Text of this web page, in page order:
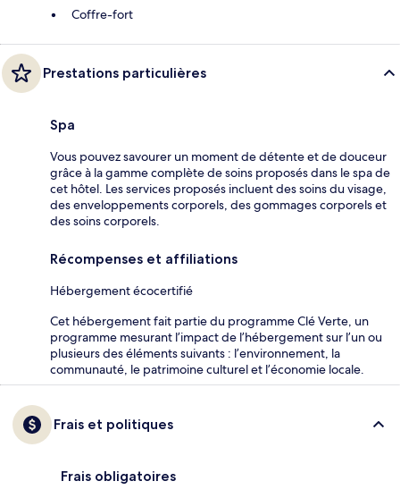
Coffre-fort
Prestations particulières
Spa
Vous pouvez savourer un moment de détente et de douceur
grâce à la gamme complète de soins proposés dans le spa de
cet hôtel. Les services proposés incluent des soins du visage,
des enveloppements corporels, des gommages corporels et
des soins corporels.
Récompenses et affiliations
Hébergement écocertifié
Cet hébergement fait partie du programme Clé Verte, un
programme mesurant l’impact de l’hébergement sur l’un ou
plusieurs des éléments suivants : l’environnement, la
communauté, le patrimoine culturel et l’économie locale.
Frais et politiques
Frais obligatoires